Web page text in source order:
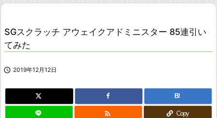
SGスクラッチ アウェイクアドミニスター 85連引い
てみた
 2019年12月12日
B!
 Copy